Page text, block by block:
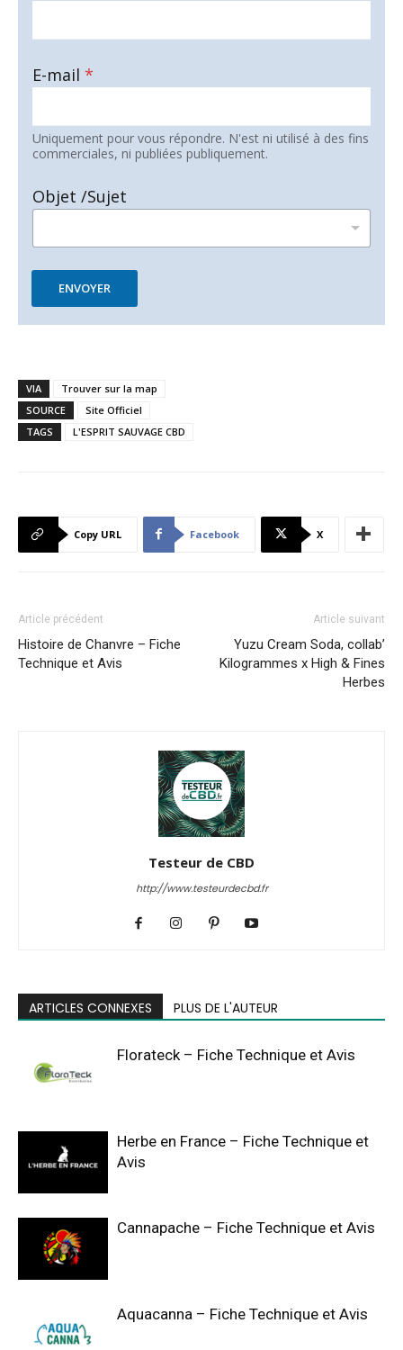
E-mail *
Uniquement pour vous répondre. N'est ni utilisé à des fins
commerciales, ni publiées publiquement.
Objet /Sujet
ENVOYER
VIA
Trouver sur la map
SOURCE
Site Officiel
TAGS
L'ESPRIT SAUVAGE CBD
Copy URL Facebook X
Article précédent
Histoire de Chanvre – Fiche
Technique et Avis
Article suivant
Yuzu Cream Soda, collab’
Kilogrammes x High & Fines
Herbes
Testeur de CBD
http://www.testeurdecbd.fr
ARTICLES CONNEXES PLUS DE L'AUTEUR
Florateck – Fiche Technique et Avis
Herbe en France – Fiche Technique et
Avis
Cannapache – Fiche Technique et Avis
Aquacanna – Fiche Technique et Avis